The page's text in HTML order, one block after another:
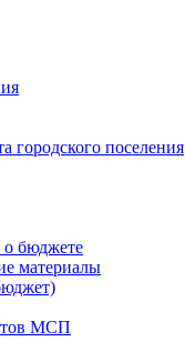
городского поселения
о бюджете
материалы
МСП